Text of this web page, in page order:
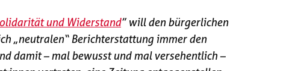
und Widerstand” will den bürgerlichen
„neutralen“ Berichterstattung immer den
damit – mal bewusst und mal versehentlich –